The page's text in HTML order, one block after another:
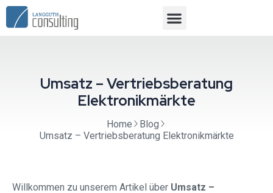
Umsatz – Vertriebsberatung
Elektronikmärkte
Home
Blog
Umsatz – Vertriebsberatung Elektronikmärkte
Willkommen zu unserem Artikel über Umsatz –